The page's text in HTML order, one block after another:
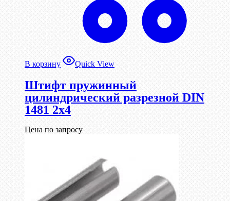
В корзину Quick View
Штифт пружинный
цилиндрический разрезной DIN
1481 2х4
Цена по запросу